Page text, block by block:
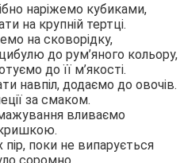
наріжемо кубиками,
на крупній тертці.
на сковорідку,
до рум’яного кольору,
до її м’якості.
навпіл, додаємо до овочів.
за смаком.
вливаємо
поки не випарується